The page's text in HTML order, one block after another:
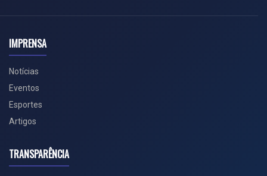
IMPRENSA
Notícias
Eventos
Esportes
Artigos
TRANSPARÊNCIA